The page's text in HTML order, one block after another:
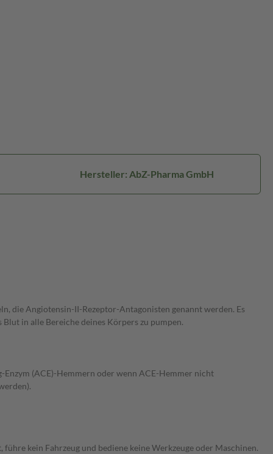
Hersteller: AbZ-Pharma GmbH
die Angiotensin-II-Rezeptor-Antagonisten genannt werden. Es
in alle Bereiche deines Körpers zu pumpen.
(ACE)-Hemmern oder wenn ACE-Hemmer nicht
kein Fahrzeug und bediene keine Werkzeuge oder Maschinen.